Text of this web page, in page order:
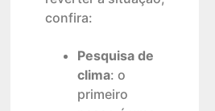
confira:
Pesquisa de
clima: o
primeiro